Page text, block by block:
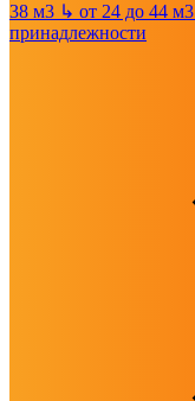
38 м3 ↳ от 24 до 44 м3
принадлежности